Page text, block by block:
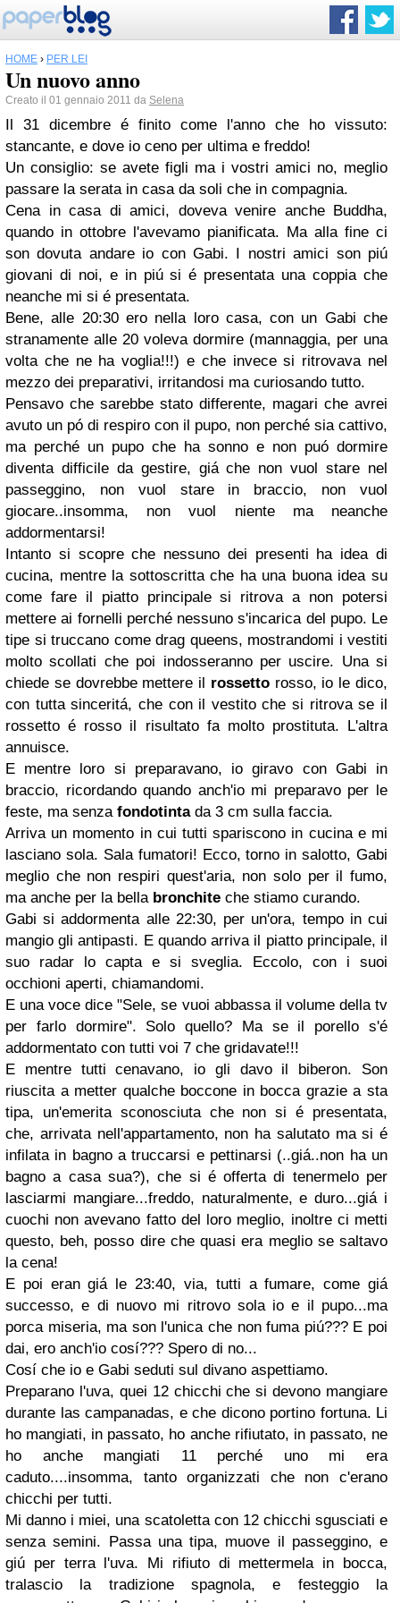
HOME › PER LEI
Un nuovo anno
Creato il 01 gennaio 2011 da Selena
Il 31 dicembre é finito come l'anno che ho vissuto:
stancante, e dove io ceno per ultima e freddo!
Un consiglio: se avete figli ma i vostri amici no, meglio
passare la serata in casa da soli che in compagnia.
Cena in casa di amici, doveva venire anche Buddha,
quando in ottobre l'avevamo pianificata. Ma alla fine ci
son dovuta andare io con Gabi. I nostri amici son piú
giovani di noi, e in piú si é presentata una coppia che
neanche mi si é presentata.
Bene, alle 20:30 ero nella loro casa, con un Gabi che
stranamente alle 20 voleva dormire (mannaggia, per una
volta che ne ha voglia!!!) e che invece si ritrovava nel
mezzo dei preparativi, irritandosi ma curiosando tutto.
Pensavo che sarebbe stato differente, magari che avrei
avuto un pó di respiro con il pupo, non perché sia cattivo,
ma perché un pupo che ha sonno e non puó dormire
diventa difficile da gestire, giá che non vuol stare nel
passeggino, non vuol stare in braccio, non vuol
giocare..insomma, non vuol niente ma neanche
addormentarsi!
Intanto si scopre che nessuno dei presenti ha idea di
cucina, mentre la sottoscritta che ha una buona idea su
come fare il piatto principale si ritrova a non potersi
mettere ai fornelli perché nessuno s'incarica del pupo. Le
tipe si truccano come drag queens, mostrandomi i vestiti
molto scollati che poi indosseranno per uscire. Una si
chiede se dovrebbe mettere il rossettorosso, io le dico,
con tutta sinceritá, che con il vestito che si ritrova se il
rossetto é rosso il risultato fa molto prostituta. L'altra
annuisce.
E mentre loro si preparavano, io giravo con Gabi in
braccio, ricordando quando anch'io mi preparavo per le
feste, ma senza fondotintada 3 cm sulla faccia.
Arriva un momento in cui tutti spariscono in cucina e mi
lasciano sola. Sala fumatori! Ecco, torno in salotto, Gabi
meglio che non respiri quest'aria, non solo per il fumo,
ma anche per la bella bronchite che stiamo curando.
Gabi si addormenta alle 22:30, per un'ora, tempo in cui
mangio gli antipasti. E quando arriva il piatto principale, il
suo radar lo capta e si sveglia. Eccolo, con i suoi
occhioni aperti, chiamandomi.
E una voce dice "Sele, se vuoi abbassa il volume della tv
per farlo dormire". Solo quello? Ma se il porello s'é
addormentato con tutti voi 7 che gridavate!!!
E mentre tutti cenavano, io gli davo il biberon. Son
riuscita a metter qualche boccone in bocca grazie a sta
tipa, un'emerita sconosciuta che non si é presentata,
che, arrivata nell'appartamento, non ha salutato ma si é
infilata in bagno a truccarsi e pettinarsi (..giá..non ha un
bagno a casa sua?), che si é offerta di tenermelo per
lasciarmi mangiare...freddo, naturalmente, e duro...giá i
cuochi non avevano fatto del loro meglio, inoltre ci metti
questo, beh, posso dire che quasi era meglio se saltavo
la cena!
E poi eran giá le 23:40, via, tutti a fumare, come giá
successo, e di nuovo mi ritrovo sola io e il pupo...ma
porca miseria, ma son l'unica che non fuma piú??? E poi
dai, ero anch'io cosí??? Spero di no...
Cosí che io e Gabi seduti sul divano aspettiamo.
Preparano l'uva, quei 12 chicchi che si devono mangiare
durante las campanadas, e che dicono portino fortuna. Li
ho mangiati, in passato, ho anche rifiutato, in passato, ne
ho anche mangiati 11 perché uno mi era
caduto....insomma, tanto organizzati che non c'erano
chicchi per tutti.
Mi danno i miei, una scatoletta con 12 chicchi sgusciati e
senza semini. Passa una tipa, muove il passeggino, e
giú per terra l'uva. Mi rifiuto di mettermela in bocca,
tralascio la tradizione spagnola, e festeggio la